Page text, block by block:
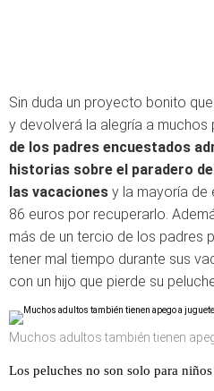
Sin duda un proyecto bonito
y devolverá la alegría a muchos
de los padres encuestados
historias sobre el paradero
las vacaciones y la mayoría de
86 euros por recuperarlo.
más de un tercio de los padres
tener mal tiempo durante sus
con un hijo que pierde su
Muchos adultos también tienen
Los peluches no son solo para niños